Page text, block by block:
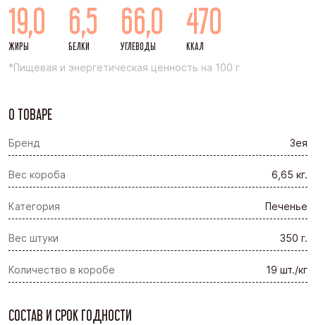
19,0
ЖИРЫ
6,5
БЕЛКИ
66,0
УГЛЕВОДЫ
470
ККАЛ
*Пищевая и энергетическая ценность на 100 г
О ТОВАРЕ
Бренд Зея
Вес короба 6,65 кг.
Категория Печенье
Вес штуки 350 г.
Количество в коробе 19 шт./кг
СОСТАВ И СРОК ГОДНОСТИ